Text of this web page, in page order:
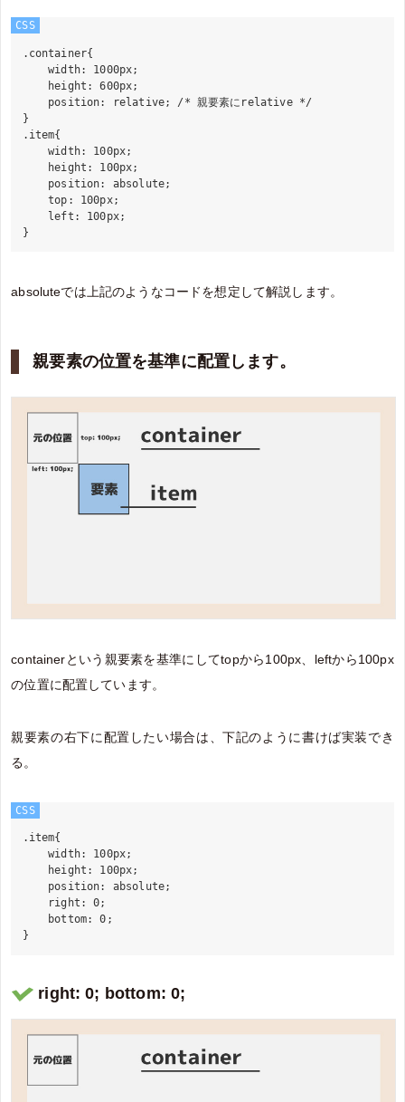
CSS
.container{
    width: 1000px;
    height: 600px;
    position: relative; /* 親要素にrelative */
}
.item{
    width: 100px;
    height: 100px;
    position: absolute;
    top: 100px;
    left: 100px;
absoluteでは上記のようなコードを想定して解説します。
親要素の位置を基準に配置します。
containerという親要素を基準にしてtopから100px、leftから100px
の位置に配置しています。
親要素の右下に配置したい場合は、下記のように書けば実装でき
る。
CSS
.item{
    width: 100px;
    height: 100px;
    position: absolute;
    right: 0;
    bottom: 0;
right: 0; bottom: 0;